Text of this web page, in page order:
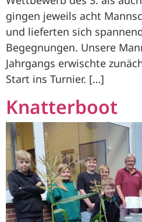
gingen jeweils acht
und lieferten sich
Begegnungen. Unsere
Jahrgangs erwischte
Start ins Turnier. […]
Knatterboot